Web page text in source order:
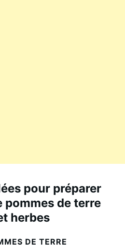
pour préparer
pommes de terre
herbes
DE TERRE